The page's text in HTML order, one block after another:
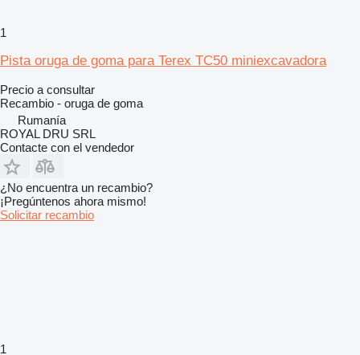
1
Pista oruga de goma para Terex TC50 miniexcavadora
Precio a consultar
Recambio - oruga de goma
Rumanía
ROYAL DRU SRL
Contacte con el vendedor
¿No encuentra un recambio?
¡Pregúntenos ahora mismo!
Solicitar recambio
1